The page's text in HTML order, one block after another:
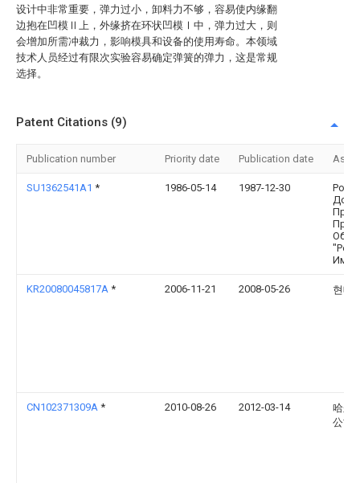
设计中非常重要，弹力过小，卸料力不够，容易使内缘翻
边抱在凹模Ⅱ上，外缘挤在环状凹模Ⅰ中，弹力过大，则
会增加所需冲裁力，影响模具和设备的使用寿命。本领域
技术人员经过有限次实验容易确定弹簧的弹力，这是常规
选择。
Patent Citations (9)
Publication number Priority date Publication date
SU1362541A1 * 1986-05-14 1987-12-30
Дону
При
KR20080045817A * 2006-11-21 2008-05-26 현대
CN102371309A * 2010-08-26 2012-03-14
哈尔
公司